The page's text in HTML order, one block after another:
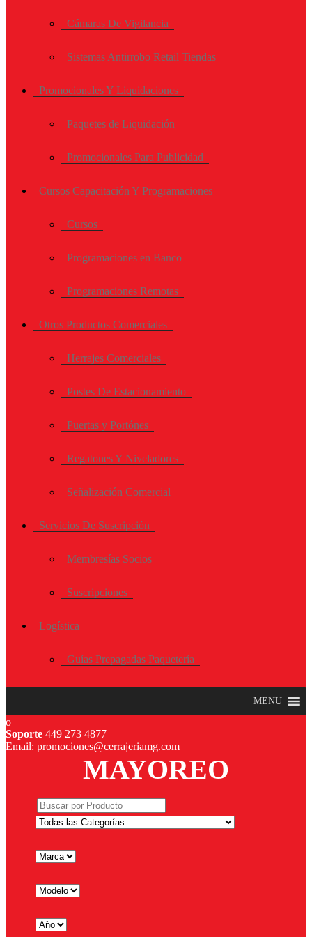
Cámaras De Vigilancia
Sistemas Antirrobo Retail Tiendas
Promocionales Y Liquidaciones
Paquetes de Liquidación
Promocionales Para Publicidad
Cursos Capacitación Y Programaciones
Cursos
Programaciones en Banco
Programaciones Remotas
Otros Productos Comerciales
Herrajes Comerciales
Postes De Estacionamiento
Puertas y Portónes
Regatones Y Niveladores
Señalización Comercial
Servicios De Suscripción
Membresías Socios
Suscripciones
Logística
Guías Prepagadas Paquetería
MENU
Soporte 449 273 4877
Email: promociones@cerrajeriamg.com
MAYOREO